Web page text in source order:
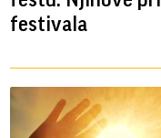
festivala